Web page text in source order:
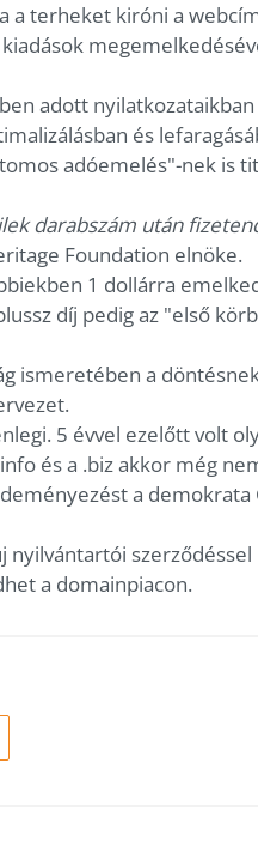
a terheket kiróni a
adott nyilatkozataikban
és
adóemelés"-nek is
darabszám után
Foundation elnöke.
1 dollárra
díj pedig az "első
ismeretében a
5 évvel ezelőtt volt
és a .biz akkor még
a demokrata
nyilvántartói
a domainpiacon.